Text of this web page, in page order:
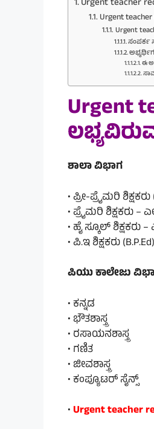
Urgent teacher
Urgent
Urgent
ಸಂಪರ್ಕ
ಈ
Urgent
ಶಾಲಾ ವಿಭಾಗ
• ಪ್ರೀ-ಪ್ರೈಮರಿ ಶಿಕ್ಷಕರು
• ಪ್ರೈಮರಿ ಶಿಕ್ಷಕರು –
• ಹೈ ಸ್ಕೂಲ್ ಶಿಕ್ಷಕರು
• ಪಿ.ಇ ಶಿಕ್ಷಕರು (B.P.Ed)
ಪಿಯು ಕಾಲೇಜು
• ಕನ್ನಡ
• ಭೌತಶಾಸ್ತ್ರ
• ರಸಾಯನಶಾಸ್ತ್ರ
• ಗಣಿತ
• ಜೀವಶಾಸ್ತ್ರ
• ಕಂಪ್ಯೂಟರ್ ಸೈನ್ಸ್
•Urgent teacher